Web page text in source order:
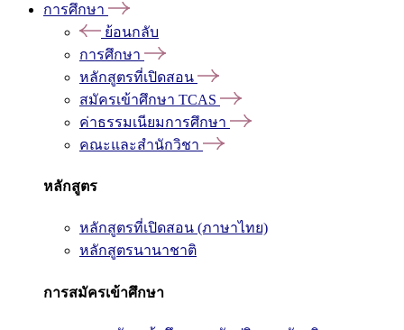
การศึกษา
ย้อนกลับ
การศึกษา
หลักสูตรที่เปิดสอน
สมัครเข้าศึกษา TCAS
ค่าธรรมเนียมการศึกษา
คณะและสำนักวิชา
หลักสูตร
หลักสูตรที่เปิดสอน (ภาษาไทย)
หลักสูตรนานาชาติ
การสมัครเข้าศึกษา